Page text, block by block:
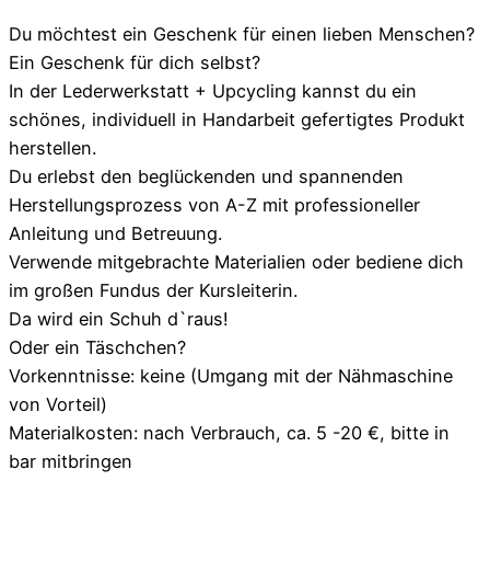
Du möchtest ein Geschenk für einen lieben Menschen?
Ein Geschenk für dich selbst?
In der Lederwerkstatt + Upcycling kannst du ein
schönes, individuell in Handarbeit gefertigtes Produkt
herstellen.
Du erlebst den beglückenden und spannenden
Herstellungsprozess von A-Z mit professioneller
Anleitung und Betreuung.
Verwende mitgebrachte Materialien oder bediene dich
im großen Fundus der Kursleiterin.
Da wird ein Schuh d`raus!
Oder ein Täschchen?
Vorkenntnisse: keine (Umgang mit der Nähmaschine
von Vorteil)
Materialkosten: nach Verbrauch, ca. 5 -20 €, bitte in
bar mitbringen